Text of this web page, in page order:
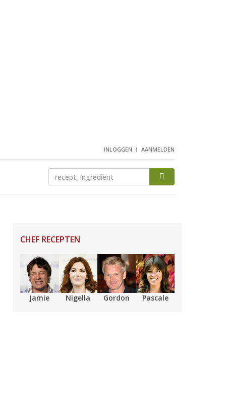
INLOGGEN AANMELDEN
CHEF RECEPTEN
Jamie Nigella Gordon Pascale